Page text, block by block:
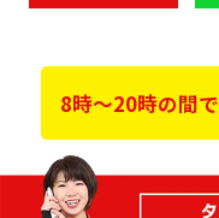
8時～20時の間